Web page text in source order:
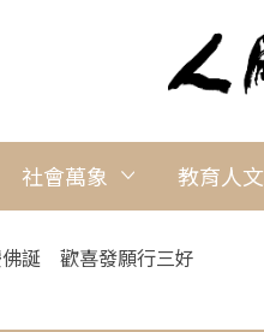
社會萬象 教育人文
佛誕 歡喜發願行三好